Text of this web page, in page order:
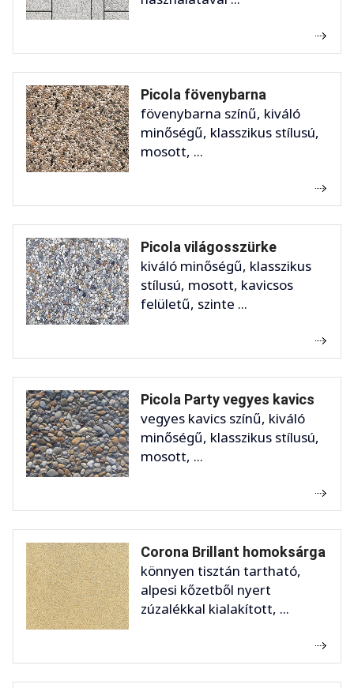
Picola fövenybarna
fövenybarna színű, kiváló
minőségű, klasszikus stílusú,
mosott, ...
Picola világosszürke
kiváló minőségű, klasszikus
stílusú, mosott, kavicsos
felületű, szinte ...
Picola Party vegyes kavics
vegyes kavics színű, kiváló
minőségű, klasszikus stílusú,
mosott, ...
Corona Brillant homoksárga
könnyen tisztán tartható,
alpesi kőzetből nyert
zúzalékkal kialakított, ...